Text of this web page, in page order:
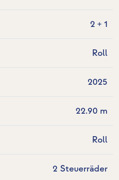
2 + 1
Roll
2025
22.90 m
Roll
2 Steuerräder